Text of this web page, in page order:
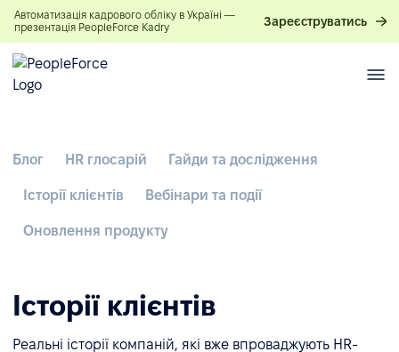
Автоматизація кадрового обліку в Україні —
презентація PeopleForce Kadry
Зареєструватись
Блог HR глосарій Гайди та дослідження
Історії клієнтів Вебінари та події
Оновлення продукту
Історії клієнтів
Реальні історії компаній, які вже впроваджують HR-